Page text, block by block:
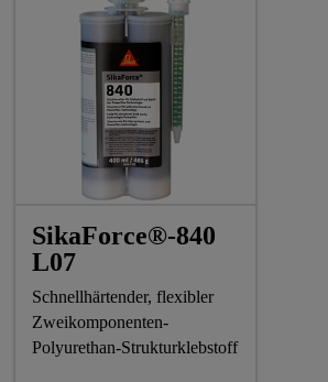
SikaForce®-840
L07
Schnellhärtender, flexibler
Zweikomponenten-
Polyurethan-Strukturklebstoff